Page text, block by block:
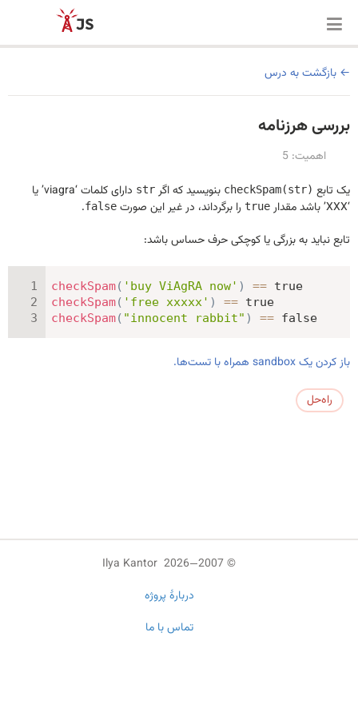
بازگشت به درس
بررسی هرزنامه
اهمیت: 5
یک تابع checkSpam(str) بنویسید که اگر str
دارای کلمات ‘viagra’ یا
‘XXX’ باشد مقدار
true را برگرداند، در غیر این صورت false
.
تابع نباید به بزرگی یا کوچکی حرف حساس باشد:
checkSpam( 'buy ViAgRA now' ) == true
checkSpam( 'free xxxxx' ) == true
checkSpam( "innocent rabbit" ) == false
باز کردن یک sandbox همراه با تست‌ها.
راه‌حل
© 2007—2026 Ilya Kantor
دربارهٔ پروژه
تماس با ما